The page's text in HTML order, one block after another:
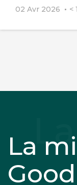
02 Avr 2026 < 1
La